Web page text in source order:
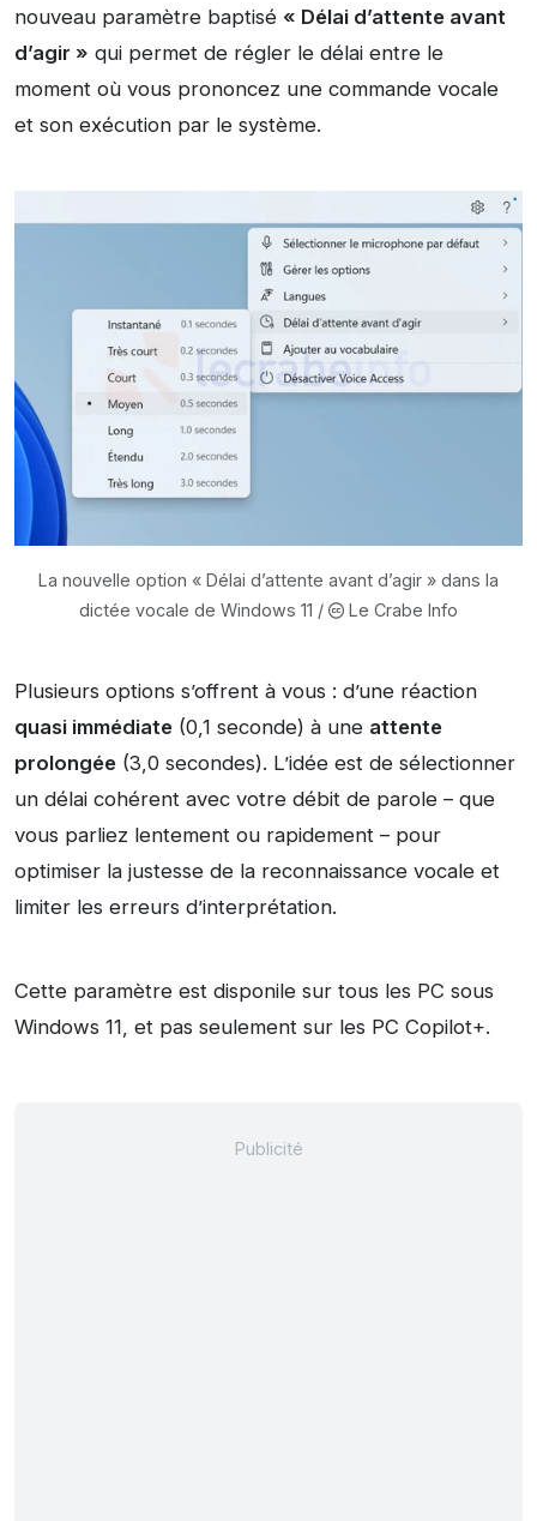
nouveau paramètre baptisé « Délai d’attente avant
d’agir » qui permet de régler le délai entre le
moment où vous prononcez une commande vocale
et son exécution par le système.
La nouvelle option « Délai d’attente avant d’agir » dans la
dictée vocale de Windows 11 /
Le Crabe Info
Plusieurs options s’offrent à vous : d’une réaction
quasi immédiate (0,1 seconde) à une attente
prolongée (3,0 secondes). L’idée est de sélectionner
un délai cohérent avec votre débit de parole – que
vous parliez lentement ou rapidement – pour
optimiser la justesse de la reconnaissance vocale et
limiter les erreurs d’interprétation.
Cette paramètre est disponile sur tous les PC sous
Windows 11, et pas seulement sur les PC Copilot+.